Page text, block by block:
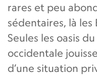
rares et peu
sédentaires, là les
Seules les oasis
occidentale
d’une situation